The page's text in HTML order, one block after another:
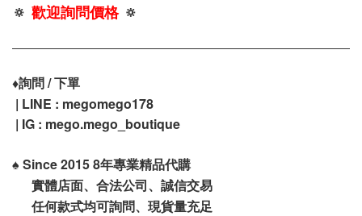
🔅 歡迎詢問價格 🔅
♦️詢問 / 下單
| LINE : megomego178
| IG : mego.mego_boutique
♠️ Since 2015 8年專業精品代購
實體店面、合法公司、誠信交易
任何款式均可詢問、現貨量充足